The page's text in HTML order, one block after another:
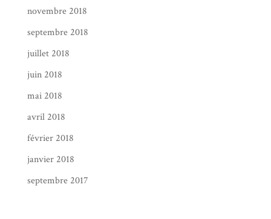
novembre 2018
septembre 2018
juillet 2018
juin 2018
mai 2018
avril 2018
février 2018
janvier 2018
septembre 2017